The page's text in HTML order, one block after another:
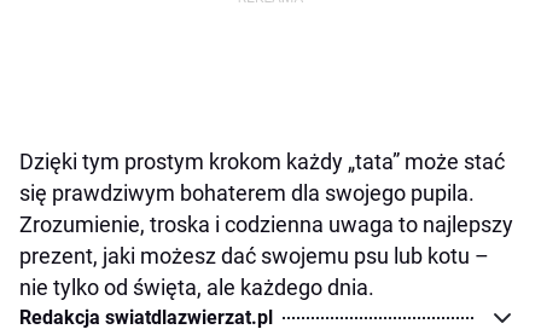
Dzięki tym prostym krokom każdy „tata” może stać
się prawdziwym bohaterem dla swojego pupila.
Zrozumienie, troska i codzienna uwaga to najlepszy
prezent, jaki możesz dać swojemu psu lub kotu –
nie tylko od święta, ale każdego dnia.
Redakcja swiatdlazwierzat.pl